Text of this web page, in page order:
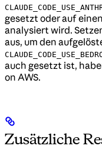
gesetzt oder auf
analysiert wird.
aus, um den
auch gesetzt ist,
on AWS.
Zusätzliche